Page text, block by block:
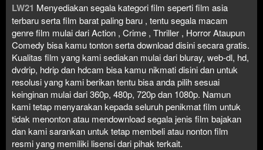
LW21 Menyediakan segala kategori film seperti film asia
terbaru serta film barat paling baru , tentu segala macam
genre film mulai dari Action , Crime , Thriller , Horror Ataupun
Comedy bisa kamu tonton serta download disini secara gratis.
Kualitas film yang kami sediakan mulai dari bluray, web-dl, hd,
dvdrip, hdrip dan hdcam bisa kamu nikmati disini dan untuk
resolusi yang kami berikan tentu bisa anda pilih sesuai
keinginan mulai dari 360p, 480p, 720p dan 1080p. Namun
kami tetap menyarakan kepada seluruh penikmat film untuk
tidak menonton atau mendownload segala jenis film bajakan
dan kami sarankan untuk tetap membeli atau nonton film
resmi yang memiliki lisensi dari pihak terkait.